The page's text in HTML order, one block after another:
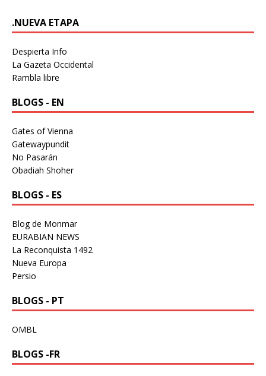
.NUEVA ETAPA
Despierta Info
La Gazeta Occidental
Rambla libre
BLOGS - EN
Gates of Vienna
Gatewaypundit
No Pasarán
Obadiah Shoher
BLOGS - ES
Blog de Monmar
EURABIAN NEWS
La Reconquista 1492
Nueva Europa
Persio
BLOGS - PT
OMBL
BLOGS -FR